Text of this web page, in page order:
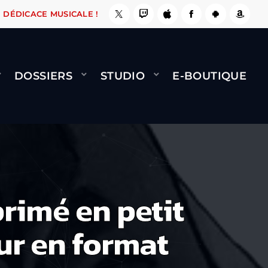
NAMI BERNARD MINET - FLY (GÉNÉRIQUE)
DÉDICACE MUSICALE !
DOSSIERS STUDIO E-BOUTIQUE
en petit
en format